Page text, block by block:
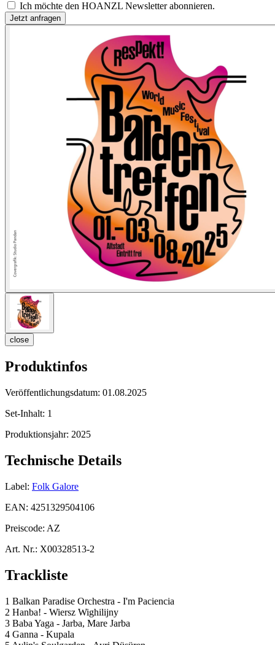
Ich möchte den HOANZL Newsletter abonnieren.
close
Produktinfos
Veröffentlichungsdatum: 01.08.2025
Set-Inhalt: 1
Produktionsjahr: 2025
Technische Details
Label: Folk Galore
EAN: 4251329504106
Preiscode: AZ
Art. Nr.: X00328513-2
Trackliste
1 Balkan Paradise Orchestra - I'm Paciencia
2 Hanba! - Wiersz Wighilijny
3 Baba Yaga - Jarba, Mare Jarba
4 Ganna - Kupala